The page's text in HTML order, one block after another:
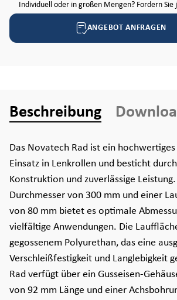
Individuell oder in großen Mengen? Fordern
ANGEBOT ANFRAGEN
Beschreibung
Das Novatech Rad ist ein
Einsatz in Lenkrollen und besticht
Konstruktion und zuverlässige
Durchmesser von 300 mm und einer
von 80 mm bietet es optimale
vielfältige Anwendungen. Die
gegossenem Polyurethan, das eine
Verschleißfestigkeit und Langlebigkeit
Rad verfügt über ein Gusseisen-
von 92 mm Länge und einer